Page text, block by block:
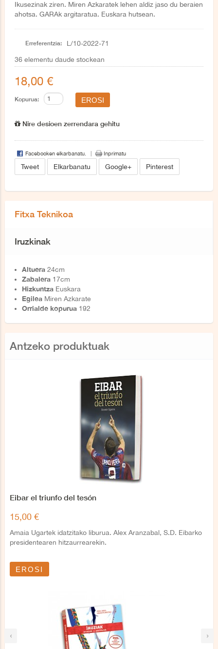
Ikusezinak ziren. Miren Azkaratek lehen aldiz jaso du beraien
ahotsa. GARAk argitaratua. Euskara hutsean.
Erreferentzia: L/10-2022-71
36 elementu daude stockean
18,00 €
Kopurua:
Nire desioen zerrendara gehitu
Facebooken elkarbanatu. Inprimatu
Tweet Elkarbanatu Google+ Pinterest
Fitxa Teknikoa
Iruzkinak
Altuera 24cm
Zabalera 17cm
Hizkuntza Euskara
Egilea Miren Azkarate
Orrialde kopurua 192
Antzeko produktuak
‹ ›
Eibar el triunfo del tesón
15,00 €
Amaia Ugartek idatzitako liburua. Alex Aranzabal, S.D. Eibarko
presidentearen hitzaurrearekin.
EROSI